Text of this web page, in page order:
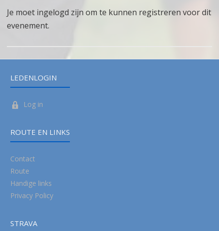
Je moet ingelogd zijn om te kunnen registreren voor dit
evenement.
LEDENLOGIN
Log in
ROUTE EN LINKS
Contact
Route
Handige links
Privacy Policy
STRAVA